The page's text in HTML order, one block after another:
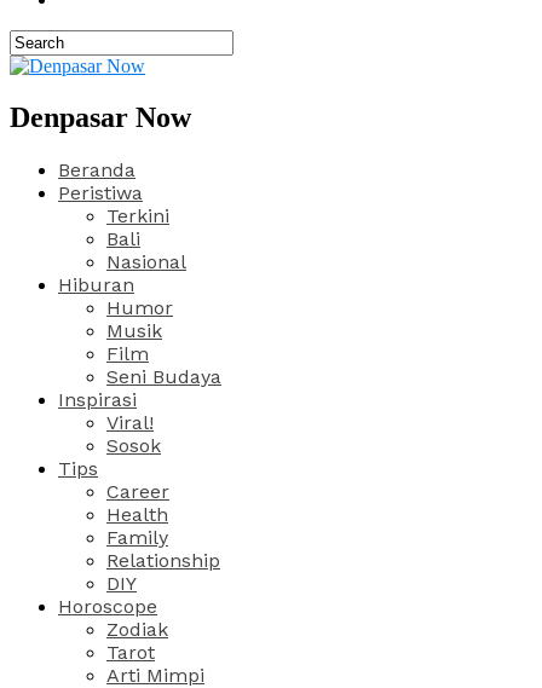
Denpasar Now
Beranda
Peristiwa
Terkini
Bali
Nasional
Hiburan
Humor
Musik
Film
Seni Budaya
Inspirasi
Viral!
Sosok
Tips
Career
Health
Family
Relationship
DIY
Horoscope
Zodiak
Tarot
Arti Mimpi